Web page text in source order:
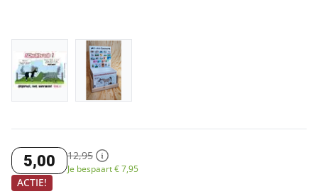
5,00 12,95
Je bespaart €7,95
ACTIE!